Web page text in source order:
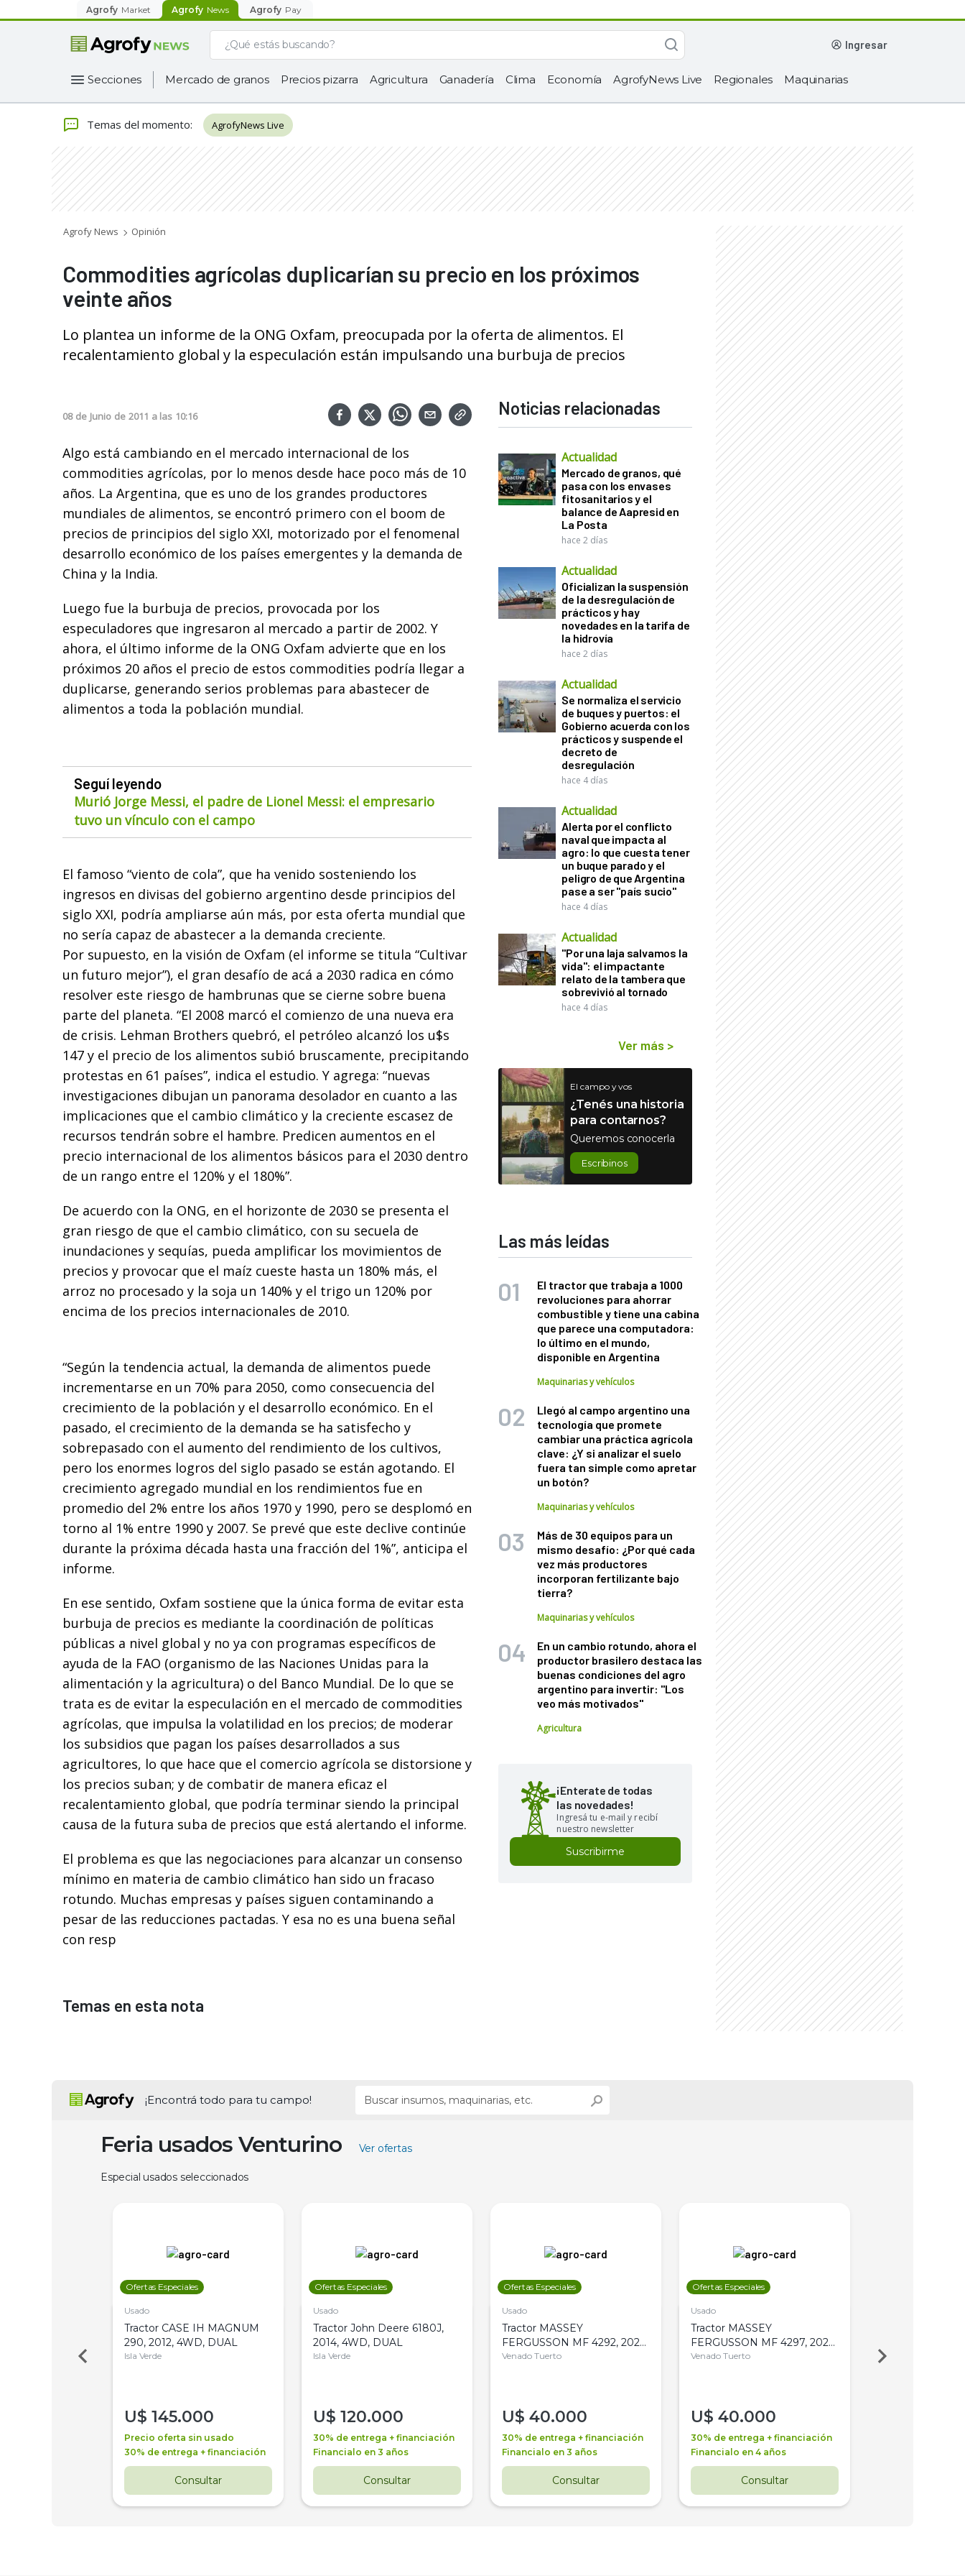
Agrofy Market Agrofy News Agrofy Pay
ingresar
Secciones Mercado de granos Precios pizarra Agricultura Ganadería Clima Economía AgrofyNews Live Regionales Maquinarias
Temas del momento: AgrofyNews Live
Agrofy News Opinión
Commodities agrícolas duplicarían su precio en los próximos
veinte años
Lo plantea un informe de la ONG Oxfam, preocupada por la oferta de alimentos. El
recalentamiento global y la especulación están impulsando una burbuja de precios
08 de Junio de 2011 a las 10:16
Algo está cambiando en el mercado internacional de los
commodities agrícolas, por lo menos desde hace poco más de 10
años. La Argentina, que es uno de los grandes productores
mundiales de alimentos, se encontró primero con el boom de
precios de principios del siglo XXI, motorizado por el fenomenal
desarrollo económico de los países emergentes y la demanda de
China y la India.
Luego fue la burbuja de precios, provocada por los
especuladores que ingresaron al mercado a partir de 2002. Y
ahora, el último informe de la ONG Oxfam advierte que en los
próximos 20 años el precio de estos commodities podría llegar a
duplicarse, generando serios problemas para abastecer de
alimentos a toda la población mundial.
Seguí leyendo
Murió Jorge Messi, el padre de Lionel Messi: el empresario
tuvo un vínculo con el campo
El famoso “viento de cola”, que ha venido sosteniendo los
ingresos en divisas del gobierno argentino desde principios del
siglo XXI, podría ampliarse aún más, por esta oferta mundial que
no sería capaz de abastecer a la demanda creciente.
Por supuesto, en la visión de Oxfam (el informe se titula “Cultivar
un futuro mejor”), el gran desafío de acá a 2030 radica en cómo
resolver este riesgo de hambrunas que se cierne sobre buena
parte del planeta. “El 2008 marcó el comienzo de una nueva era
de crisis. Lehman Brothers quebró, el petróleo alcanzó los u$s
147 y el precio de los alimentos subió bruscamente, precipitando
protestas en 61 países”, indica el estudio. Y agrega: “nuevas
investigaciones dibujan un panorama desolador en cuanto a las
implicaciones que el cambio climático y la creciente escasez de
recursos tendrán sobre el hambre. Predicen aumentos en el
precio internacional de los alimentos básicos para el 2030 dentro
de un rango entre el 120% y el 180%”.
De acuerdo con la ONG, en el horizonte de 2030 se presenta el
gran riesgo de que el cambio climático, con su secuela de
inundaciones y sequías, pueda amplificar los movimientos de
precios y provocar que el maíz cueste hasta un 180% más, el
arroz no procesado y la soja un 140% y el trigo un 120% por
encima de los precios internacionales de 2010.
“Según la tendencia actual, la demanda de alimentos puede
incrementarse en un 70% para 2050, como consecuencia del
crecimiento de la población y el desarrollo económico. En el
pasado, el crecimiento de la demanda se ha satisfecho y
sobrepasado con el aumento del rendimiento de los cultivos,
pero los enormes logros del siglo pasado se están agotando. El
crecimiento agregado mundial en los rendimientos fue en
promedio del 2% entre los años 1970 y 1990, pero se desplomó en
torno al 1% entre 1990 y 2007. Se prevé que este declive continúe
durante la próxima década hasta una fracción del 1%”, anticipa el
informe.
En ese sentido, Oxfam sostiene que la única forma de evitar esta
burbuja de precios es mediante la coordinación de políticas
públicas a nivel global y no ya con programas específicos de
ayuda de la FAO (organismo de las Naciones Unidas para la
alimentación y la agricultura) o del Banco Mundial. De lo que se
trata es de evitar la especulación en el mercado de commodities
agrícolas, que impulsa la volatilidad en los precios; de moderar
los subsidios que pagan los países desarrollados a sus
agricultores, lo que hace que el comercio agrícola se distorsione y
los precios suban; y de combatir de manera eficaz el
recalentamiento global, que podría terminar siendo la principal
causa de la futura suba de precios que está alertando el informe.
El problema es que las negociaciones para alcanzar un consenso
mínimo en materia de cambio climático han sido un fracaso
rotundo. Muchas empresas y países siguen contaminando a
pesar de las reducciones pactadas. Y esa no es una buena señal
con resp
Noticias relacionadas
Actualidad
Mercado de granos, qué
pasa con los envases
fitosanitarios y el
balance de Aapresid en
La Posta
hace 2 días
Actualidad
Oficializan la suspensión
de la desregulación de
prácticos y hay
novedades en la tarifa de
la hidrovía
hace 2 días
Actualidad
Se normaliza el servicio
de buques y puertos: el
Gobierno acuerda con los
prácticos y suspende el
decreto de
desregulación
hace 4 días
Actualidad
Alerta por el conflicto
naval que impacta al
agro: lo que cuesta tener
un buque parado y el
peligro de que Argentina
pase a ser "país sucio"
hace 4 días
Actualidad
"Por una laja salvamos la
vida": el impactante
relato de la tambera que
sobrevivió al tornado
hace 4 días
Ver más >
El campo y vos
¿Tenés una historia
para contarnos?
Queremos conocerla
Escribinos
Las más leídas
El tractor que trabaja a 1000
revoluciones para ahorrar
combustible y tiene una cabina
que parece una computadora:
lo último en el mundo,
disponible en Argentina
Maquinarias y vehículos
Llegó al campo argentino una
tecnología que promete
cambiar una práctica agrícola
clave: ¿Y si analizar el suelo
fuera tan simple como apretar
un botón?
Maquinarias y vehículos
Más de 30 equipos para un
mismo desafío: ¿Por qué cada
vez más productores
incorporan fertilizante bajo
tierra?
Maquinarias y vehículos
En un cambio rotundo, ahora el
productor brasilero destaca las
buenas condiciones del agro
argentino para invertir: "Los
veo más motivados"
Agricultura
¡Enterate de todas
las novedades!
Ingresá tu e-mail y recibí
nuestro newsletter
Suscribirme
Temas en esta nota
¡Encontrá todo para tu campo!
Feria usados Venturino Ver ofertas
Especial usados seleccionados
Ofertas Especiales
Usado
Tractor CASE IH MAGNUM
290, 2012, 4WD, DUAL
Isla Verde
U$ 145.000
Precio oferta sin usado
30% de entrega + financiación
Consultar
Ofertas Especiales
Usado
Tractor John Deere 6180J,
2014, 4WD, DUAL
Isla Verde
U$ 120.000
30% de entrega + financiación
Financialo en 3 años
Consultar
Ofertas Especiales
Usado
Tractor MASSEY
FERGUSSON MF 4292, 2020,
4WD, PATON
Venado Tuerto
U$ 40.000
30% de entrega + financiación
Financialo en 3 años
Consultar
Ofertas Especiales
Usado
Tractor MASSEY
FERGUSSON MF 4297, 2020,
4WD, PATON
Venado Tuerto
U$ 40.000
30% de entrega + financiación
Financialo en 4 años
Consultar
Venado Tuerto